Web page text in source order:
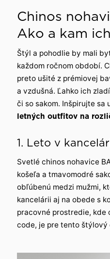
Chinos
Ako a kam
Štýl a pohodlie by mali
každom ročnom období.
preto ušité z prémiovej
a vzdušná. Ľahko ich
či so sakom. Inšpirujte sa
letných outfitov na
1. Leto v
Svetlé chinos nohavice
košeľa a tmavomodré
obľúbenú medzi mužmi,
kancelárii aj na obede s
pracovné prostredie, kde
code, je pre tento